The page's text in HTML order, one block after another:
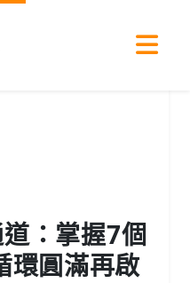
：掌握7個
環圓滿再啟